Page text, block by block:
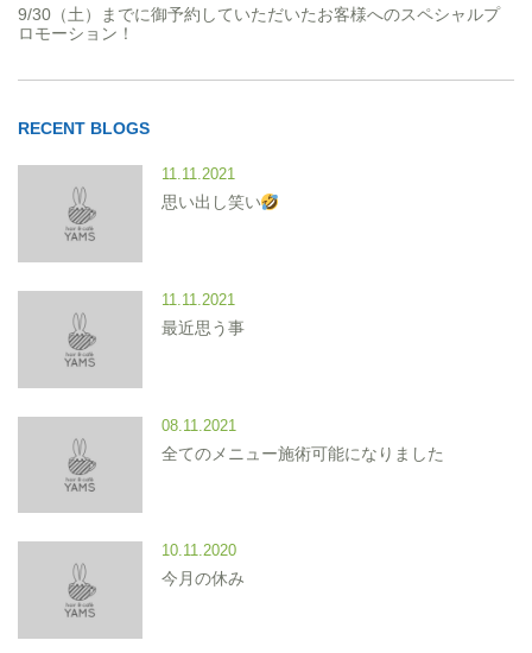
9/30（土）までに御予約していただいたお客様へのスペシャルプ
ロモーション！
RECENT BLOGS
11.11.2021
思い出し笑い
11.11.2021
最近思う事
08.11.2021
全てのメニュー施術可能になりました
10.11.2020
今月の休み